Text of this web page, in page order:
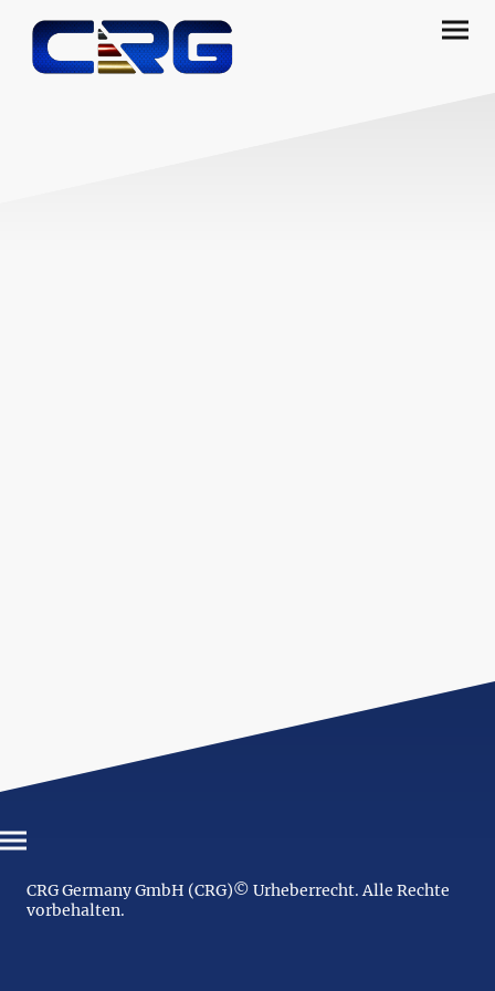
CRG Germany GmbH (CRG)© Urheberrecht. Alle Rechte
vorbehalten.